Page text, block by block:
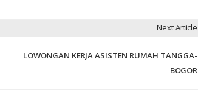
Next Article
LOWONGAN KERJA ASISTEN RUMAH TANGGA-
BOGOR